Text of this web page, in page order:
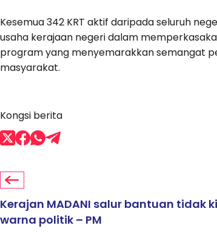
Kesemua 342 KRT aktif daripada seluruh
usaha kerajaan negeri dalam
program yang menyemarakkan semangat
masyarakat.
Kongsi berita
Kerajan MADANI salur bantuan tidak
warna politik – PM